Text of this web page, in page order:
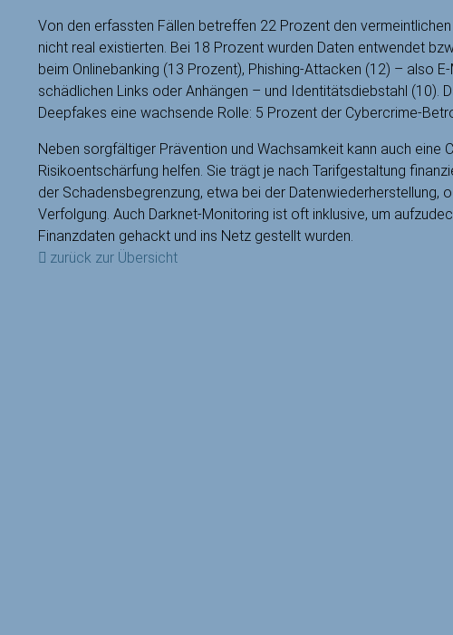
Von den erfassten Fällen betreffen 22 Prozent den
nicht real existierten. Bei 18 Prozent wurden Daten entwendet
beim Onlinebanking (13 Prozent), Phishing-Attacken (12) – also
schädlichen Links oder Anhängen – und Identitätsdiebstahl (10).
Deepfakes eine wachsende Rolle: 5 Prozent der Cybercrime-
Neben sorgfältiger Prävention und Wachsamkeit kann auch eine
Risikoentschärfung helfen. Sie trägt je nach Tarifgestaltung
der Schadensbegrenzung, etwa bei der Datenwiederherstellung,
Verfolgung. Auch Darknet-Monitoring ist oft inklusive, um
Finanzdaten gehackt und ins Netz gestellt wurden.
zurück zur Übersicht